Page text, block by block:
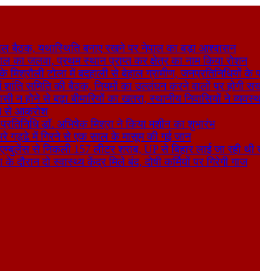
बैठक, यथास्थिति बनाए रखने पर नेपाल का बड़ा आश्वासन
का जलवा, प्रथम स्थान प्राप्त कर क्षेत्र का नाम किया रोशन
टोला में बदहाली से बेहाल ग्रामीण, जनप्रतिनिधियों के
समिति की बैठक, नियमों का उल्लंघन करने वालों पर होगी
होने से बढ़ा बीमारियों का खतरा, स्थानीय निवासियों ने
से आक्रोश
डॉ. अभिषेक मिश्रा ने किया मशीन का शुभारंभ
भरे गड्ढे में गिरने से एक साल के मासूम की गई जान
से निकली 157 लीटर शराब, UP से बिहार लाई जा रही थी
दो स्वास्थ्य केंद्र मिले बंद, दोषी कर्मियों पर गिरेगी गाज